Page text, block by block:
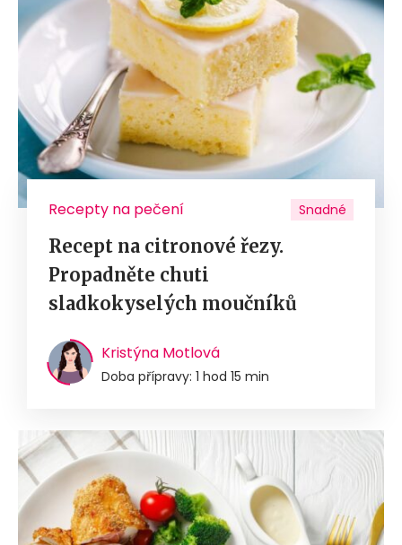
Recepty na pečení Snadné
Recept na citronové řezy.
Propadněte chuti
sladkokyselých moučníků
Kristýna Motlová
Doba přípravy: 1 hod 15 min